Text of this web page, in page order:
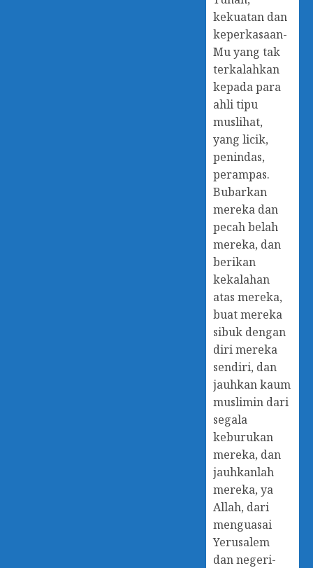
kekuatan dan
keperkasaan-
Mu yang tak
terkalahkan
kepada para
ahli tipu
muslihat,
yang licik,
penindas,
perampas.
Bubarkan
mereka dan
pecah belah
mereka, dan
berikan
kekalahan
atas mereka,
buat mereka
sibuk dengan
diri mereka
sendiri, dan
jauhkan kaum
muslimin dari
segala
keburukan
mereka, dan
jauhkanlah
mereka, ya
Allah, dari
menguasai
Yerusalem
dan negeri-